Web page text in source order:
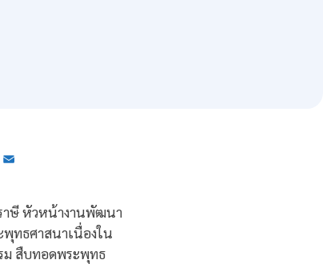
Line
าษี หัวหน้างานพัฒนา
พุทธศาสนาเนื่องใน
ม สืบทอดพระพุทธ